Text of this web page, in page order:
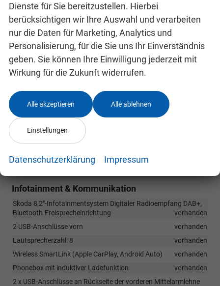
Verzurrösen im Kofferraum
Netzprogramm im Kofferraum
vorhanden
LED-Ambientebeleuchtung (2-farbig, weiß oder rot)
Beheizbares Lenkrad
vorhanden
Klimaanlage Climatronic (2-Zonen) inkl. Feuchtigkeitssensor
sowie automatischer Innenspiegelabblendung
Mittelarmlehne hinten
Pedalerie in Edelstahl-Optik
Lenkrad im Sportdesign
Infotainment & Kommunikation
Skoda 8,2"-Infotainmentsystem Digitaler Radioempfang DAB+,
Bluetooth-Freisprecheinrichtung
vorhanden
2 USB-Anschlüsse vorn
vorhanden
Lautsprecherzahl: 8
vorhanden
Wireless SmartLink (Apple CarPlay, Android Auto)
vorhanden
Phonebox mit induktiver Ladefunktion
vorhanden
2 x USB-Anschlüsse an Rückseite der vorderen Mittelarmlehne
Dienste für Sie bereitzustellen. Hierbei
berücksichtigen wir Ihre Auswahl und verarbeiten
nur die Daten für Marketing, Analytics und
Personalisierung, für die Sie uns Ihr Einverständnis
geben. Sie können Ihre Einwilligung jederzeit mit
Wirkung für die Zukunft widerrufen.
Alle akzeptieren Alle ablehnen
Einstellungen
Datenschutzerklärung Impressum